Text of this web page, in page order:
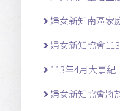
婦女新知南區家
婦女新知協會
113年4月大事紀
婦女新知協會將